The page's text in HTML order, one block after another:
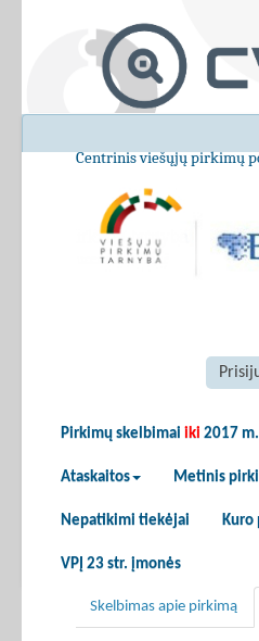
Centrinis viešųjų pirkimų
Pirkimų skelbimai iki 2017
Ataskaitos Metinis
Nepatikimi tiekėjai Kuro
VPĮ 23 str. įmonės
Skelbimas apie pirkimą